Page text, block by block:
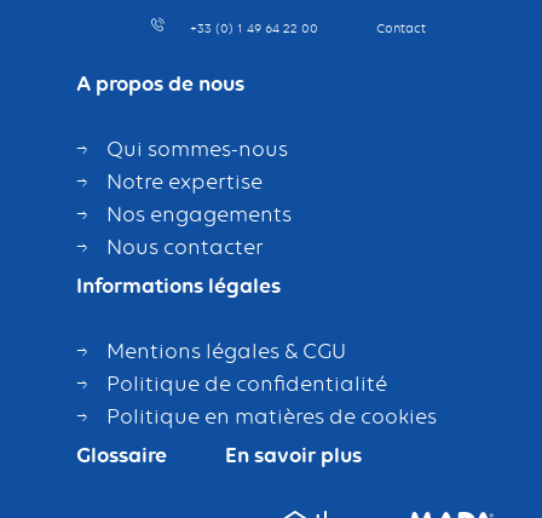
+33 (0) 1 49 64 22 00 Contact
A propos de nous
Qui sommes-nous
Notre expertise
Nos engagements
Nous contacter
Informations légales
Mentions légales & CGU
Politique de confidentialité
Politique en matières de cookies
Glossaire
En savoir plus